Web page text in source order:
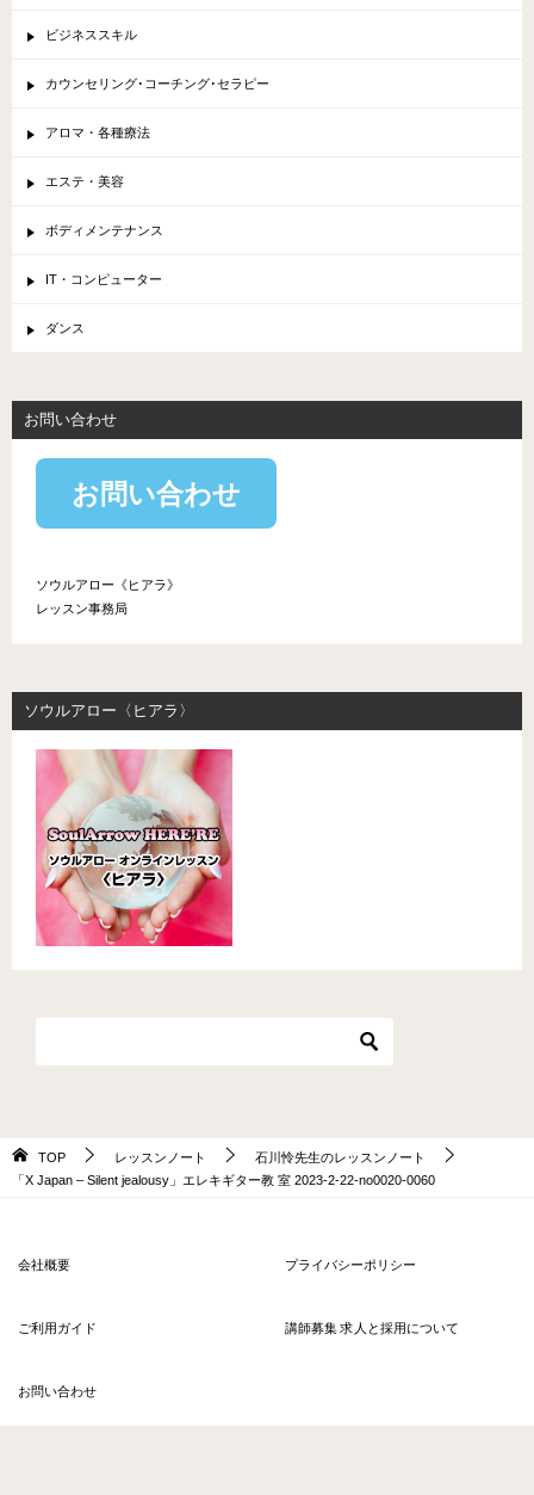
ビジネススキル
カウンセリング･コーチング･セラピー
アロマ・各種療法
エステ・美容
ボディメンテナンス
IT・コンピューター
ダンス
お問い合わせ
お問い合わせ
ソウルアロー《ヒアラ》
レッスン事務局
ソウルアロー〈ヒアラ〉
TOP レッスンノート
石川怜先生のレッスンノート
「X Japan – Silent jealousy」エレキギター教 室 2023-2-22-no0020-0060
会社概要 プライバシーポリシー
ご利用ガイド 講師募集 求人と採用について
お問い合わせ